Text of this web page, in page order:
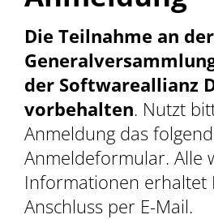
Die Teilnahme an der
der Softwareallianz
vorbehalten. Nutzt
Anmeldung das
Anmeldeformular. Alle
Informationen erhaltet
Anschluss per E-Mail.